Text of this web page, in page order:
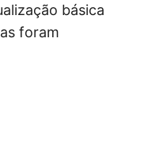
básica
foram